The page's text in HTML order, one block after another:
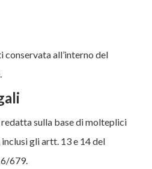
all’interno del
redatta sulla base di molteplici
gli artt. 13 e 14 del
679.